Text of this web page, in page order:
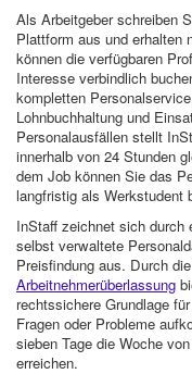
Als Arbeitgeber schreiben
Plattform aus und erhalten
können die verfügbaren
Interesse verbindlich
kompletten
Lohnbuchhaltung und
Personalausfällen stellt
innerhalb von 24 Stunden
dem Job können Sie das
langfristig als Werkstudent
InStaff zeichnet sich durch
selbst verwaltete
Preisfindung aus. Durch
Arbeitnehmerüberlassung
rechtssichere Grundlage
Fragen oder Probleme
sieben Tage die Woche
erreichen.